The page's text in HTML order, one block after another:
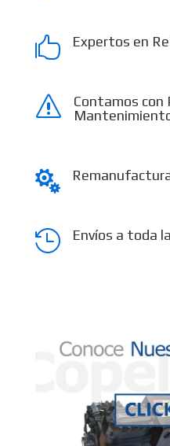
 Expertos en
s
Contamos con

 Envíos a toda